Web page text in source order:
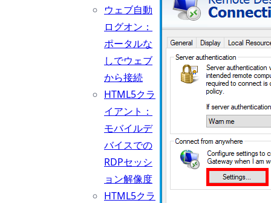
ウェブ自動
ログオン：
ポータルな
しでウェブ
から接続
HTML5クラ
イアント：
モバイルデ
バイスでの
RDPセッシ
ョン解像度
HTML5クラ